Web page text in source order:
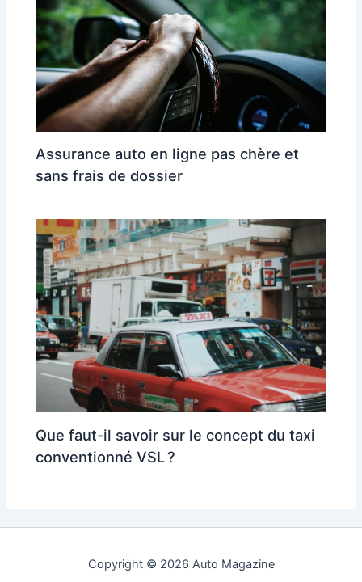
Assurance auto en ligne pas chère et
sans frais de dossier
Que faut-il savoir sur le concept du taxi
conventionné VSL ?
Copyright © 2026 Auto Magazine